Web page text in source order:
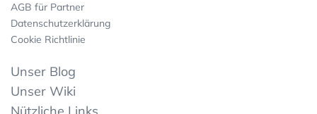
AGB für Partner
Datenschutzerklärung
Cookie Richtlinie
Unser Blog
Unser Wiki